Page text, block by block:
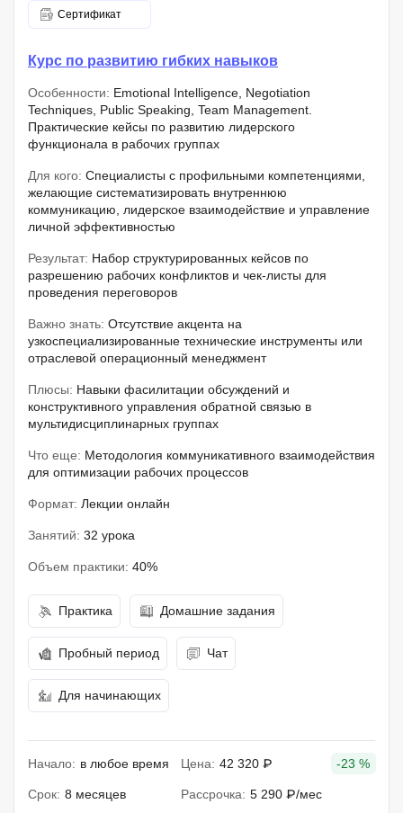
Сертификат
Курс по развитию гибких навыков
Особенности: Emotional Intelligence, Negotiation
Techniques, Public Speaking, Team Management.
Практические кейсы по развитию лидерского
функционала в рабочих группах
Для кого: Специалисты с профильными компетенциями,
желающие систематизировать внутреннюю
коммуникацию, лидерское взаимодействие и управление
личной эффективностью
Результат: Набор структурированных кейсов по
разрешению рабочих конфликтов и чек-листы для
проведения переговоров
Важно знать: Отсутствие акцента на
узкоспециализированные технические инструменты или
отраслевой операционный менеджмент
Плюсы: Навыки фасилитации обсуждений и
конструктивного управления обратной связью в
мультидисциплинарных группах
Что еще: Методология коммуникативного взаимодействия
для оптимизации рабочих процессов
Формат: Лекции онлайн
Занятий: 32 урока
Объем практики: 40%
Практика Домашние задания
Пробный период Чат
Для начинающих
Начало: в любое время Цена: 42 320 ₽ -23 %
Срок: 8 месяцев Рассрочка: 5 290 ₽/мес